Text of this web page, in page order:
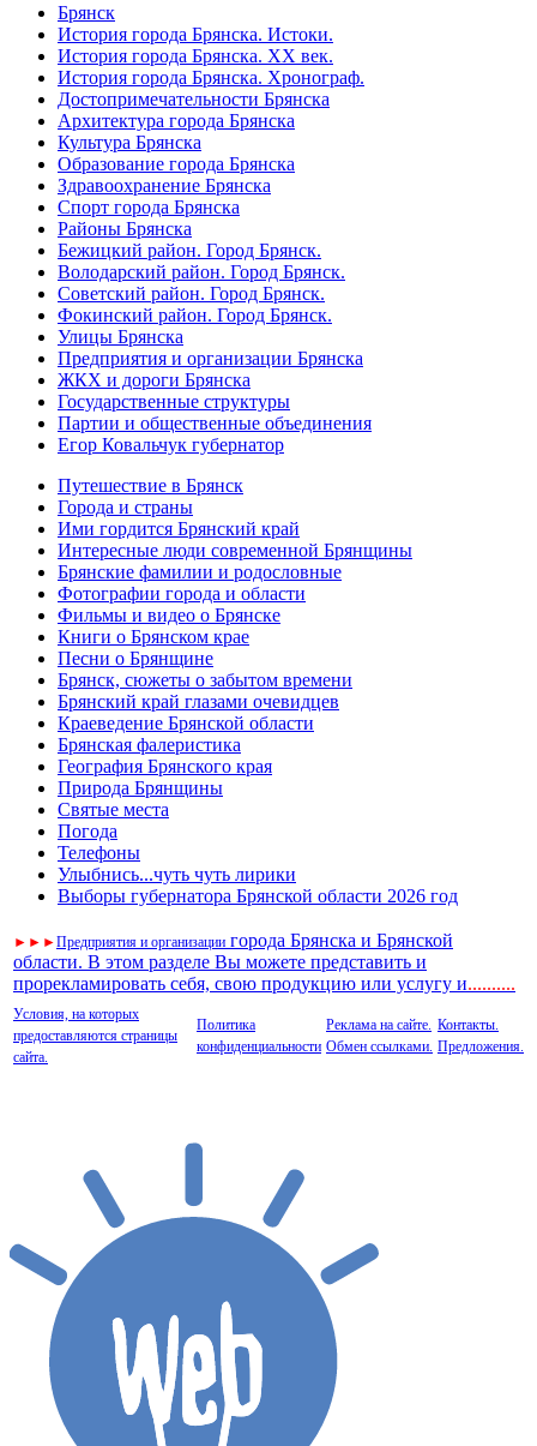
Брянск
История города Брянска. Истоки.
История города Брянска. XX век.
История города Брянска. Хронограф.
Достопримечательности Брянска
Архитектура города Брянска
Культура Брянска
Образование города Брянска
Здравоохранение Брянска
Спорт города Брянска
Районы Брянска
Бежицкий район. Город Брянск.
Володарский район. Город Брянск.
Советский район. Город Брянск.
Фокинский район. Город Брянск.
Улицы Брянска
Предприятия и организации Брянска
ЖКХ и дороги Брянска
Государственные структуры
Партии и общественные объединения
Егор Ковальчук губернатор
Путешествие в Брянск
Города и страны
Ими гордится Брянский край
Интересные люди современной Брянщины
Брянские фамилии и родословные
Фотографии города и области
Фильмы и видео о Брянске
Книги о Брянском крае
Песни о Брянщине
Брянск, сюжеты о забытом времени
Брянский край глазами очевидцев
Краеведение Брянской области
Брянская фалеристика
География Брянского края
Природа Брянщины
Святые места
Погода
Телефоны
Улыбнись...чуть чуть лирики
Выборы губернатора Брянской области 2026 год
► ► ►Предприятия и организации города Брянска и Брянской
области. В этом разделе Вы можете представить и
прорекламировать себя, свою продукцию или услугу и..........
Условия, на которых
предоставляются страницы
сайта.
Политика
конфиденциальности
Реклама на сайте.
Обмен ссылками.
Контакты.
Предложения.